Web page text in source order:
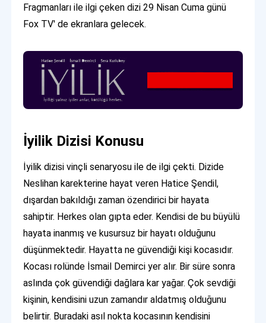
Fragmanları ile ilgi çeken dizi 29 Nisan Cuma günü
Fox TV' de ekranlara gelecek.
İyilik Dizisi Konusu
İyilik dizisi vinçli senaryosu ile de ilgi çekti. Dizide
Neslihan karekterine hayat veren Hatice Şendil,
dışardan bakıldığı zaman özendirici bir hayata
sahiptir. Herkes olan gıpta eder. Kendisi de bu büyülü
hayata inanmış ve kusursuz bir hayatı olduğunu
düşünmektedir. Hayatta ne güvendiği kişi kocasıdır.
Kocası rolünde İsmail Demirci yer alır. Bir süre sonra
aslında çok güvendiği dağlara kar yağar. Çok sevdiği
kişinin, kendisini uzun zamandır aldatmış olduğunu
belirtir. Buradaki asıl nokta kocasının kendisini